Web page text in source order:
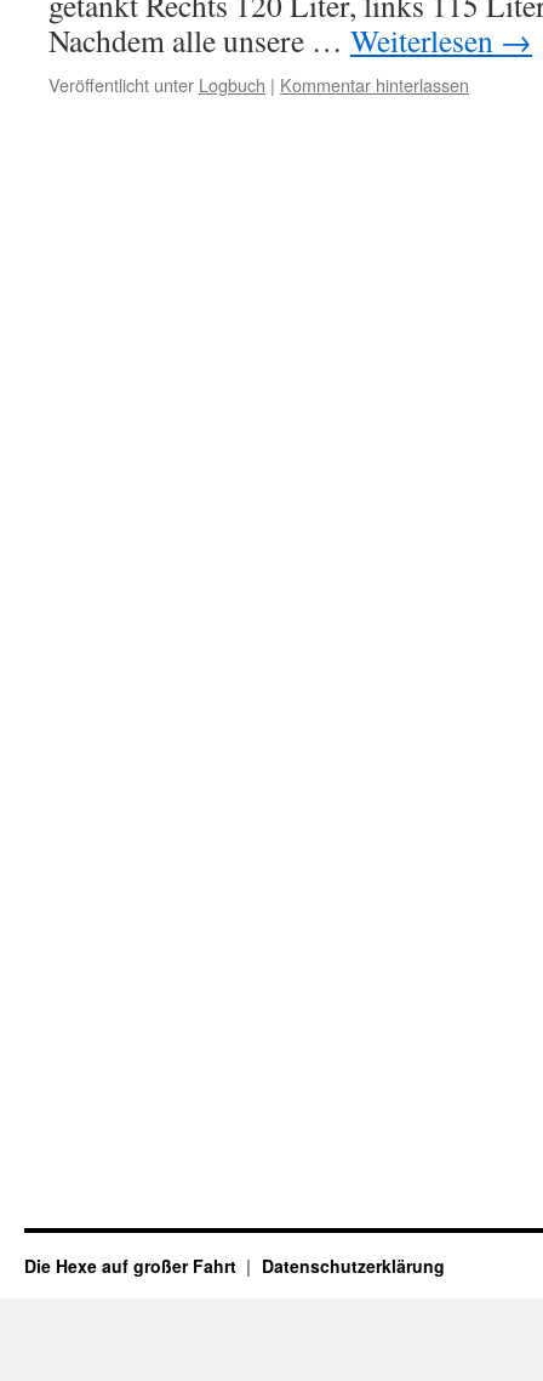
Nachdem alle unsere … Weiterlesen →
Veröffentlicht unter Logbuch | Kommentar hinterlassen
Die Hexe auf großer Fahrt Datenschutzerklärung